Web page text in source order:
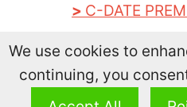
> C-DATE
Salsacita.com |
We use cookies to
continuing, you